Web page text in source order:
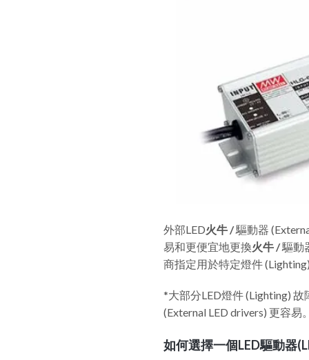
外部LED火牛 /驅動器
易和更便宜地更換火牛 /驅動
商指定用於特定燈件
*大部分LED燈件 (Lighting)
(External LED drivers) 更容易
如何選擇一個LED驅動器